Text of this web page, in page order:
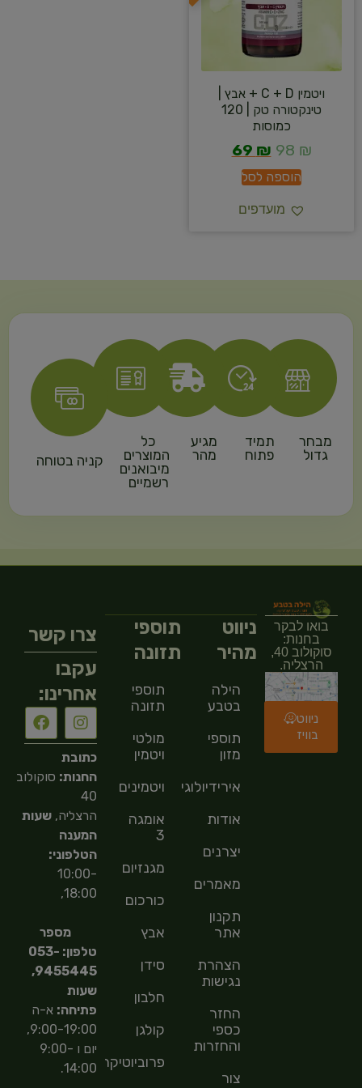
ויטמין C + D + אבץ |
טינקטורה טק | 120
כמוסות
98 ₪
69 ₪
הוספה לסל
מועדפים
מבחר
גדול
תמיד
פתוח
מגיע
מהר
כל
המוצרים
מיבואנים
רשמיים
קניה בטוחה
בואו לבקר
בחנות:
סוקולוב 40,
הרצליה.
ניווט
בוויז
ניווט
מהיר
הילה
בטבע
תוספי
מזון
אירידיולוגיה
אודות
יצרנים
מאמרים
תקנון
אתר
הצהרת
נגישות
החזר
כספי
והחזרות
צור
תוספי
תזונה
תוספי
תזונה
מולטי
ויטמין
ויטמינים
אומגה
3
מגנזיום
כורכום
אבץ
סידן
חלבון
קולגן
פרוביוטיקה
צרו קשר
עקבו
אחרינו:
כתובת
החנות: סוקולוב
40
הרצליה,שעות
המענה
הטלפוני:
10:00-
18:00,
מספר
טלפון: 053-
9455445,
שעות
פתיחה: א-ה
9:00-19:00,
יום ו 9:00-
14:00.